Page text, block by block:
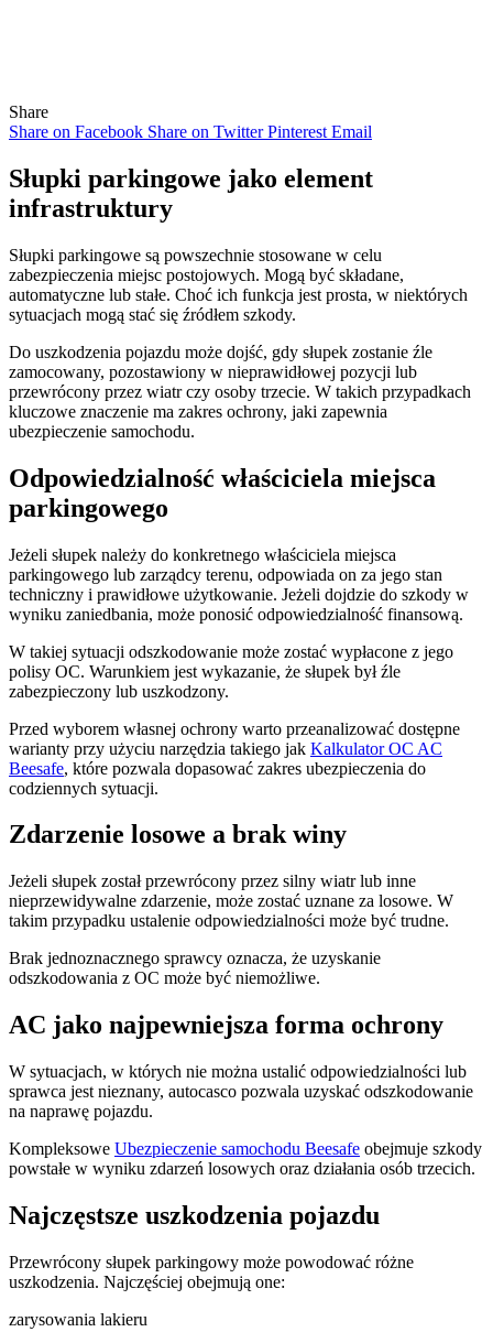
Share
Share on Facebook Share on Twitter Pinterest Email
Słupki parkingowe jako element
infrastruktury
Słupki parkingowe są powszechnie stosowane w celu
zabezpieczenia miejsc postojowych. Mogą być składane,
automatyczne lub stałe. Choć ich funkcja jest prosta, w niektórych
sytuacjach mogą stać się źródłem szkody.
Do uszkodzenia pojazdu może dojść, gdy słupek zostanie źle
zamocowany, pozostawiony w nieprawidłowej pozycji lub
przewrócony przez wiatr czy osoby trzecie. W takich przypadkach
kluczowe znaczenie ma zakres ochrony, jaki zapewnia
ubezpieczenie samochodu.
Odpowiedzialność właściciela miejsca
parkingowego
Jeżeli słupek należy do konkretnego właściciela miejsca
parkingowego lub zarządcy terenu, odpowiada on za jego stan
techniczny i prawidłowe użytkowanie. Jeżeli dojdzie do szkody w
wyniku zaniedbania, może ponosić odpowiedzialność finansową.
W takiej sytuacji odszkodowanie może zostać wypłacone z jego
polisy OC. Warunkiem jest wykazanie, że słupek był źle
zabezpieczony lub uszkodzony.
Przed wyborem własnej ochrony warto przeanalizować dostępne
warianty przy użyciu narzędzia takiego jak Kalkulator OC AC
Beesafe, które pozwala dopasować zakres ubezpieczenia do
codziennych sytuacji.
Zdarzenie losowe a brak winy
Jeżeli słupek został przewrócony przez silny wiatr lub inne
nieprzewidywalne zdarzenie, może zostać uznane za losowe. W
takim przypadku ustalenie odpowiedzialności może być trudne.
Brak jednoznacznego sprawcy oznacza, że uzyskanie
odszkodowania z OC może być niemożliwe.
AC jako najpewniejsza forma ochrony
W sytuacjach, w których nie można ustalić odpowiedzialności lub
sprawca jest nieznany, autocasco pozwala uzyskać odszkodowanie
na naprawę pojazdu.
Kompleksowe Ubezpieczenie samochodu Beesafe obejmuje szkody
powstałe w wyniku zdarzeń losowych oraz działania osób trzecich.
Najczęstsze uszkodzenia pojazdu
Przewrócony słupek parkingowy może powodować różne
uszkodzenia. Najczęściej obejmują one:
zarysowania lakieru